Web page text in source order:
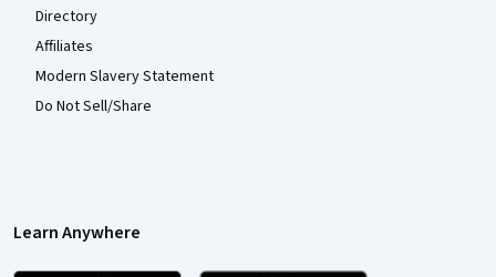
Directory
Affiliates
Modern Slavery Statement
Do Not Sell/Share
Learn Anywhere